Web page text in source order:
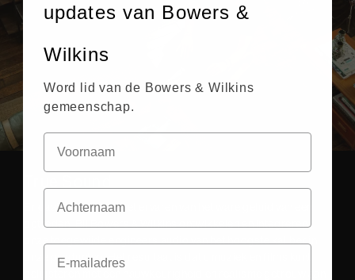
Er gaat niets boven het ervaren van het ware geluid van een
optreden. Bij Bowers & Wilkins ontwikkelen en integreren
onze toegewijde engineers audio van het hoogste kaliber in
onze producten. Het resultaat is dat u muziek en films kunt
updates van Bowers &
Wilkins
Word lid van de Bowers & Wilkins
gemeenschap.